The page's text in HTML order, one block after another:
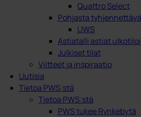
Quattro Select
Pohjasta
UWS
Astiatalli astiat
Julkiset tilat
Viitteet ja inspiraatio
Uutisia
Tietoa PWS:stä
Tietoa PWS:stä
PWS tukee Rynkebytä